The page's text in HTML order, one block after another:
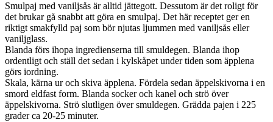
Smulpaj med vaniljsås är alltid jättegott. Dessutom är det roligt för
det brukar gå snabbt att göra en smulpaj. Det här receptet ger en
riktigt smakfylld paj som bör njutas ljummen med vaniljsås eller
vaniljglass.
Blanda förs ihopa ingredienserna till smuldegen. Blanda ihop
ordentligt och ställ det sedan i kylskåpet under tiden som äpplena
görs iordning.
Skala, kärna ur och skiva äpplena. Fördela sedan äppelskivorna i en
smord eldfast form. Blanda socker och kanel och strö över
äppelskivorna. Strö slutligen över smuldegen. Grädda pajen i 225
grader ca 20-25 minuter.